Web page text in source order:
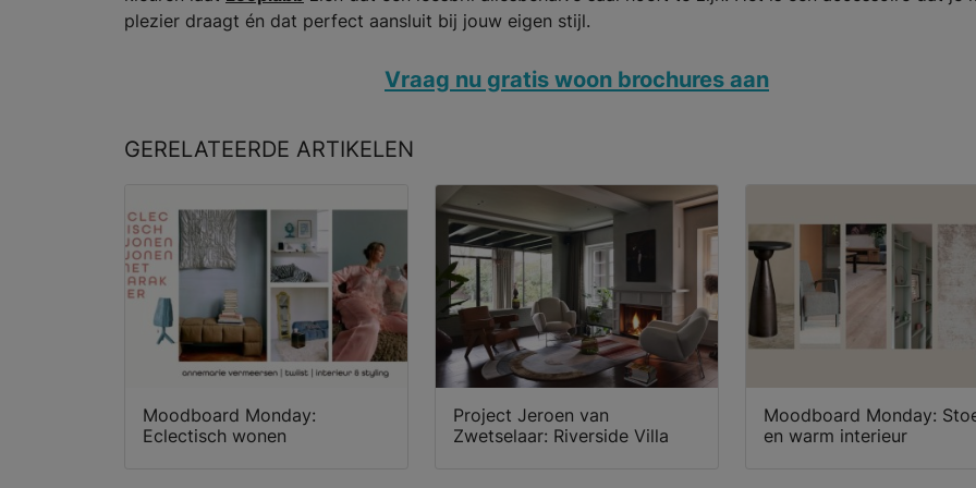
plezier draagt én dat perfect aansluit bij jouw eigen stijl.
Vraag nu gratis woon brochures aan
GERELATEERDE ARTIKELEN
Moodboard Monday:
Eclectisch wonen
Project Jeroen van
Zwetselaar: Riverside Villa
Moodboard Monday:
en warm interieur